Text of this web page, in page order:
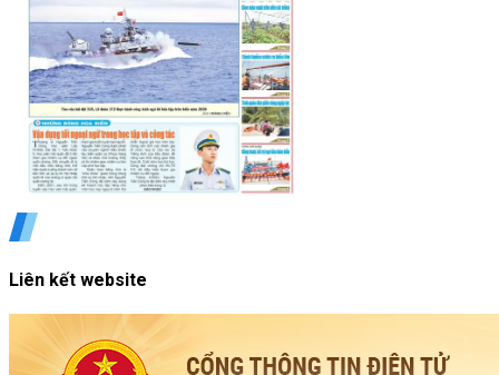
Liên kết website